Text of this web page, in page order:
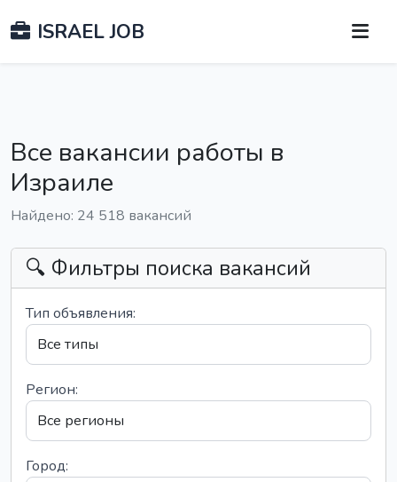
ISRAEL JOB
Все вакансии работы в
Израиле
Найдено: 24 518 вакансий
🔍 Фильтры поиска вакансий
Тип объявления:
Регион:
Город: